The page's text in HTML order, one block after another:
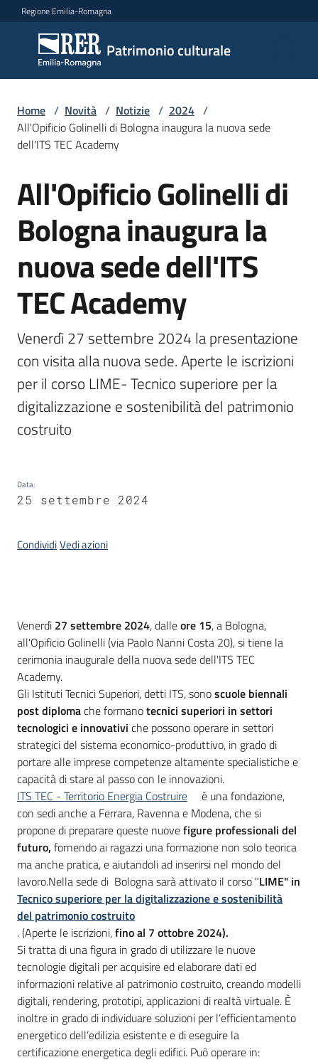
Vai al contenuto
Vai alla navigazione
Vai al footer
Regione Emilia-Romagna
Patrimonio culturale
Patrimonio
culturale
Argomenti
Novità
Servizi
Leggi
Atti
Bandi
Programmi
Progetti
Giuseppe
Guglielmi
Home / Novità / Notizie / 2024 /
All'Opificio Golinelli di Bologna inaugura la nuova sede
dell'ITS TEC Academy
Salta al contenuto
All'Opificio Golinelli di
Bologna inaugura la
nuova sede dell'ITS
TEC Academy
Venerdì 27 settembre 2024 la presentazione
con visita alla nuova sede. Aperte le iscrizioni
per il corso LIME- Tecnico superiore per la
digitalizzazione e sostenibilità del patrimonio
costruito
Data:
25 settembre 2024
CondividiVedi azioni
Introduzione
Venerdì 27 settembre 2024, dalleore 15, a Bologna,
all'Opificio Golinelli (via Paolo Nanni Costa 20), si tiene la
cerimonia inaugurale della nuova sede dell'ITS TEC
Academy.
Gli Istituti Tecnici Superiori, detti ITS, sonoscuole biennali
post diplomache formanotecnici superiori in settori
tecnologici e innovativi che possono operare in settori
strategici del sistema economico-produttivo, in grado di
portare alle imprese competenze altamente specialistiche e
capacità di stare al passo con le innovazioni.
ITS TEC - Territorio Energia Costruire
è una fondazione,
con sedi anche a Ferrara, Ravenna e Modena, che si
propone di preparare queste nuovefigure professionali del
futuro, fornendo ai ragazzi una formazione non solo teorica
ma anche pratica, e aiutandoli ad inserirsi nel mondo del
lavoro.Nella sede di Bologna sarà attivato il corso "LIME" in
Tecnico superiore per la digitalizzazione e sostenibilità
del patrimonio costruito
. (Aperte le iscrizioni,fino al 7 ottobre 2024).
Si tratta di una figura in grado di utilizzare le nuove
tecnologie digitali per acquisire ed elaborare dati ed
informazioni relative al patrimonio costruito, creando modelli
digitali, rendering, prototipi, applicazioni di realtà virtuale. È
inoltre in grado di individuare soluzioni per l’efficientamento
energetico dell’edilizia esistente e di eseguire la
certificazione energetica degli edifici. Può operare in: